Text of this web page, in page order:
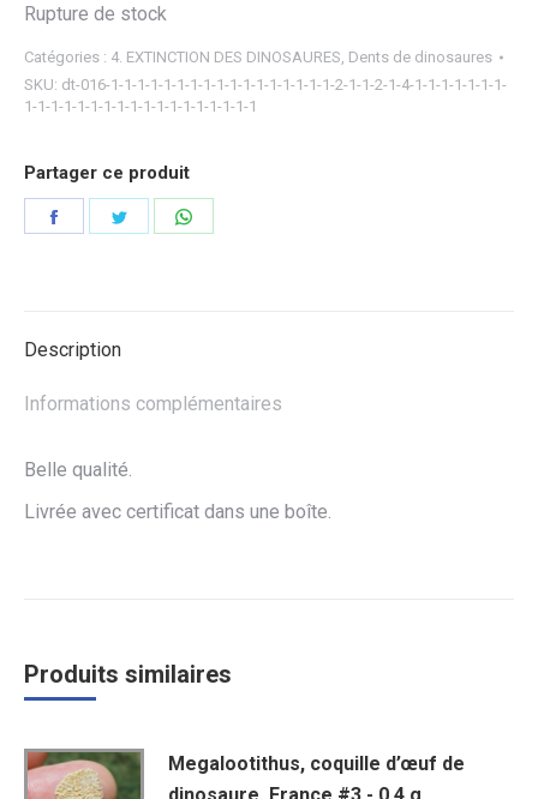
Rupture de stock
Catégories : 4. EXTINCTION DES DINOSAURES Dents de dinosaures
SKU: dt-016-1-1-1-1-1-1-1-1-1-1-1-1-1-1-1-1-1-2-1-1-2-1-4-1-1-1-1-1-1-1-
1-1-1-1-1-1-1-1-1-1-1-1-1-1-1-1-1-1
Partager ce produit
Partager Partager
Description
Informations complémentaires
Belle qualité.
Livrée avec certificat dans une boîte.
Produits similaires
Megalootithus, coquille d’œuf de
dinosaure, France #3 - 0,4 g